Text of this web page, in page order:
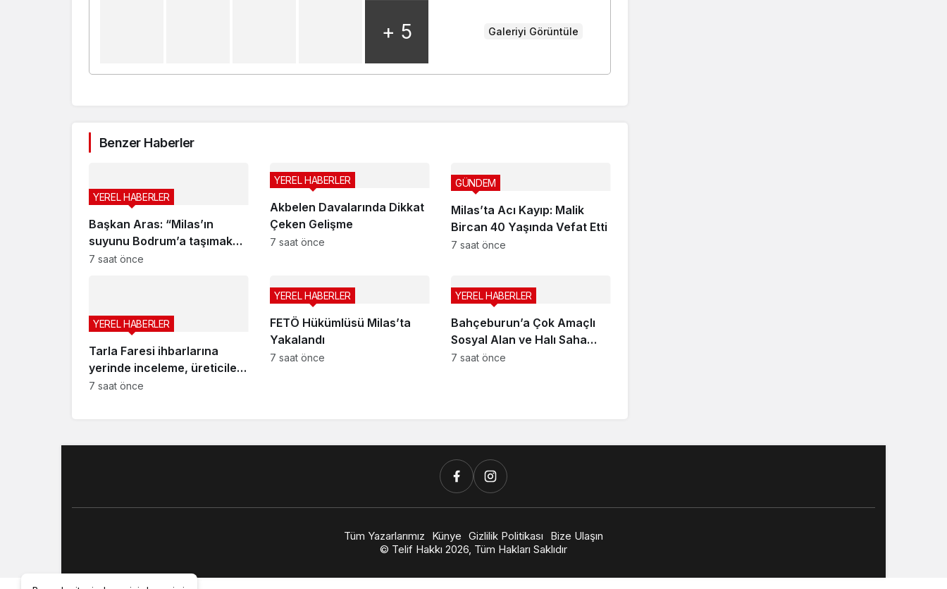
+ 5 Galeriyi Görüntüle
Benzer Haberler
Başkan Aras: “Milas’ın
suyunu Bodrum’a taşımak
zorunda kalmayacağız”
YEREL HABERLER
7 saat önce
Akbelen Davalarında Dikkat
Çeken Gelişme
YEREL HABERLER
7 saat önce
Milas’ta Acı Kayıp: Malik
Bircan 40 Yaşında Vefat Etti
GÜNDEM
7 saat önce
Tarla Faresi ihbarlarına
yerinde inceleme, üreticilere
destek
YEREL HABERLER
7 saat önce
FETÖ Hükümlüsü Milas’ta
Yakalandı
YEREL HABERLER
7 saat önce
Bahçeburun’a Çok Amaçlı
Sosyal Alan ve Halı Saha
Yapılıyor
YEREL HABERLER
7 saat önce
Tüm Yazarlarımız Künye Gizlilik Politikası
Bize Ulaşın
© Telif Hakkı 2026, Tüm Hakları Saklıdır